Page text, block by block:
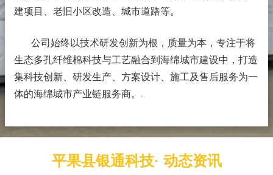
建项目、老旧小区改造、城市道路等。
公司始终以技术研发创新为根，质量为本，专注于将
生态多孔纤维棉科技与工艺融合到海绵城市建设中，打造
集科技创新、研发生产、方案设计、施工及售后服务为一
体的海绵城市产业链服务商。
平果县银通科技· 动态资讯